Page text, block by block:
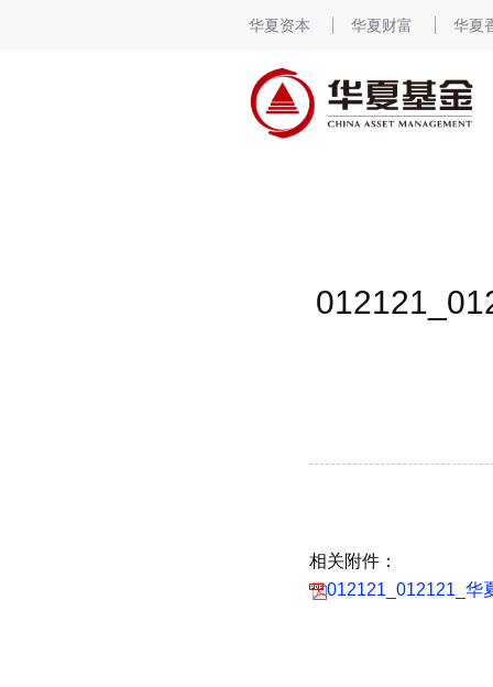
华夏资本 华夏财富 华夏
相关附件：
012121_012121_华